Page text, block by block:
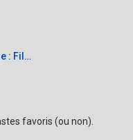
: Fil…
favoris (ou non).